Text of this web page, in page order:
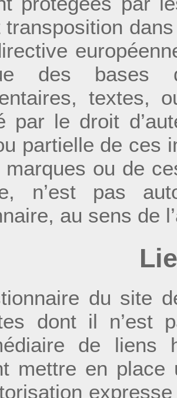
transposition
des bases
textes,
par le droit
partielle de ces
marques ou de
n’est pas
au sens de
du site
dont il n’est
de
mettre en